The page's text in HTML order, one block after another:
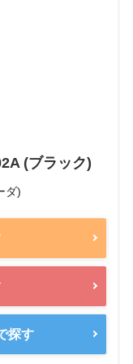
(ブラック)
ダ)
探す